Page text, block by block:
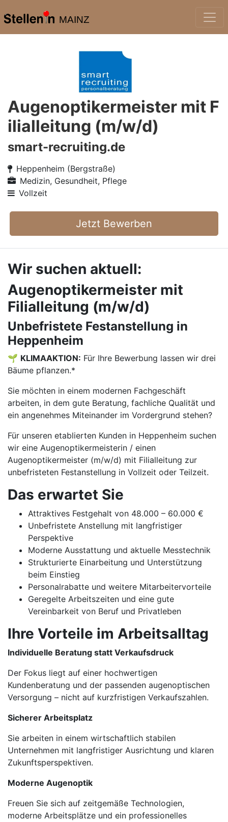
MAINZ
Augenoptikermeister mit F
ilialleitung (m/w/d)
smart-recruiting.de
Heppenheim (Bergstraße)
Medizin, Gesundheit, Pflege
Vollzeit
Jetzt Bewerben
Wir suchen aktuell:
Augenoptikermeister mit
Filialleitung (m/w/d)
Unbefristete Festanstellung in
Heppenheim
🌱 KLIMAAKTION: Für Ihre Bewerbung lassen wir drei
Bäume pflanzen.*
Sie möchten in einem modernen Fachgeschäft
arbeiten, in dem gute Beratung, fachliche Qualität und
ein angenehmes Miteinander im Vordergrund stehen?
Für unseren etablierten Kunden in Heppenheim suchen
wir eine Augenoptikermeisterin / einen
Augenoptikermeister (m/w/d) mit Filialleitung zur
unbefristeten Festanstellung in Vollzeit oder Teilzeit.
Das erwartet Sie
Attraktives Festgehalt von 48.000 – 60.000 €
Unbefristete Anstellung mit langfristiger
Perspektive
Moderne Ausstattung und aktuelle Messtechnik
Strukturierte Einarbeitung und Unterstützung
beim Einstieg
Personalrabatte und weitere Mitarbeitervorteile
Geregelte Arbeitszeiten und eine gute
Vereinbarkeit von Beruf und Privatleben
Ihre Vorteile im Arbeitsalltag
Individuelle Beratung statt Verkaufsdruck
Der Fokus liegt auf einer hochwertigen
Kundenberatung und der passenden augenoptischen
Versorgung – nicht auf kurzfristigen Verkaufszahlen.
Sicherer Arbeitsplatz
Sie arbeiten in einem wirtschaftlich stabilen
Unternehmen mit langfristiger Ausrichtung und klaren
Zukunftsperspektiven.
Moderne Augenoptik
Freuen Sie sich auf zeitgemäße Technologien,
moderne Arbeitsplätze und ein professionelles